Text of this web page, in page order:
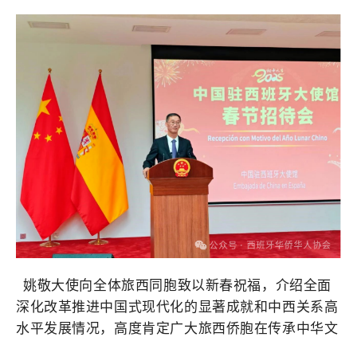
姚敬大使向全体旅西同胞致以新春祝福，介绍全面
深化改革推进中国式现代化的显著成就和中西关系高
水平发展情况，高度肯定广大旅西侨胞在传承中华文